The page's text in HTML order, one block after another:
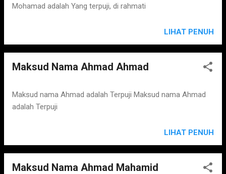
Mohamad adalah Yang terpuji, di rahmati
LIHAT PENUH
Maksud Nama Ahmad Ahmad
Maksud nama Ahmad adalah Terpuji Maksud nama Ahmad
adalah Terpuji
LIHAT PENUH
Maksud Nama Ahmad Mahamid